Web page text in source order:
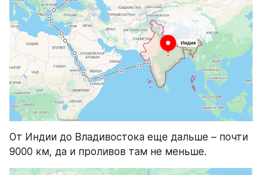
От Индии до Владивостока еще дальше – почти
9000 км, да и проливов там не меньше.